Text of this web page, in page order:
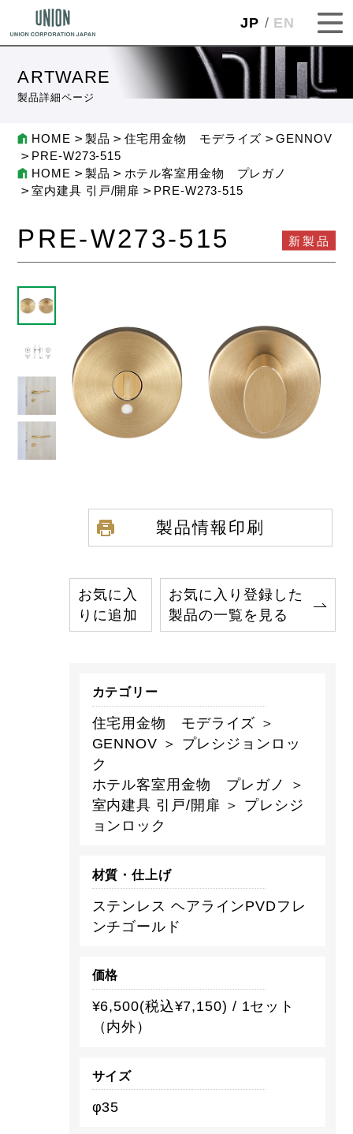
JP EN
ARTWARE
製品詳細ページ
HOME 製品 住宅用金物 モデライズ
GENNOV
PRE-W273-515
HOME
製品
ホテル客室用金物 プレガノ
室内建具 引戸/開扉
PRE-W273-515
PRE-W273-515 新製品
製品情報印刷
お気に入
りに追加
お気に入り登録した
製品の一覧を見る
カテゴリー
住宅用金物 モデライズ ＞
GENNOV ＞ プレシジョンロッ
ク
ホテル客室用金物 プレガノ ＞
室内建具 引戸/開扉 ＞ プレシジ
ョンロック
材質・仕上げ
ステンレス ヘアラインPVDフレ
ンチゴールド
価格
¥6,500(税込¥7,150) / 1セット
（内外）
サイズ
φ35